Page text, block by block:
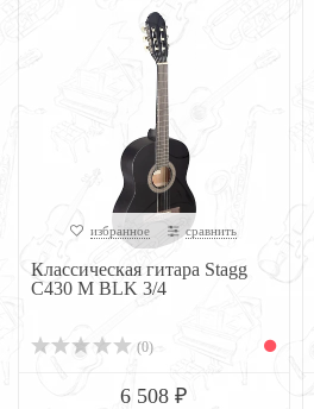
избранное сравнить
Классическая гитара Stagg
C430 M BLK 3/4
(0)
6 508 ₽